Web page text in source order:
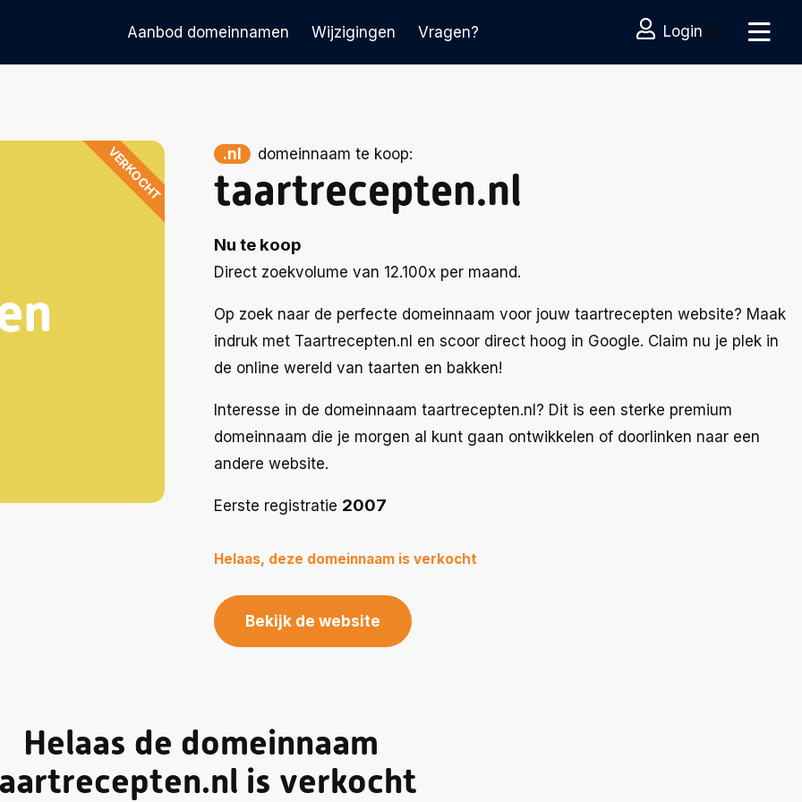
Aanbod domeinnamen Wijzigingen Vragen? Login
VERKOCHT .nl domeinnaam te koop:
taartrecepten.nl
Nu te koop
Direct zoekvolume van 12.100x per maand.
Op zoek naar de perfecte domeinnaam voor jouw taartrecepten website? Maak
indruk met Taartrecepten.nl en scoor direct hoog in Google. Claim nu je plek in
de online wereld van taarten en bakken!
Interesse in de domeinnaam taartrecepten.nl? Dit is een sterke premium
domeinnaam die je morgen al kunt gaan ontwikkelen of doorlinken naar een
andere website.
Eerste registratie 2007
Helaas, deze domeinnaam is verkocht
Bekijk de website
Helaas de domeinnaam
is verkocht